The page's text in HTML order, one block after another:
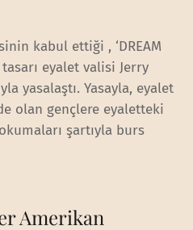
kabul ettiği , ‘DREAM
tasarı eyalet valisi Jerry
yasalaştı. Yasayla, eyalet
olan gençlere eyaletteki
şartıyla burs
Amerikan